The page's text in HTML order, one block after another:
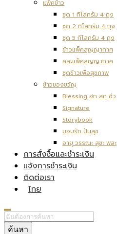
แพ็คข้าว
ชุด 1 กิโลกรัม 4 ถุง
ชุด 2 กิโลกรัม 4 ถุง
ชุด 5 กิโลกรัม 4 ถุง
ข้าวแพ็คสุญญากาศ
คละแพ็คสุญญากาศ
ชุดข้าวเพื่อสุขภาพ
ข้าวของขวัญ
Blessing ฮก ลก ซิ่ว
Signature
Storybook
มอบรัก ปันสุข
อายุ วรรณะ สุขะ พละ
การสั่งซื้อและชำระเงิน
แจ้งการชำระเงิน
ติดต่อเรา
ไทย
ค้นหา